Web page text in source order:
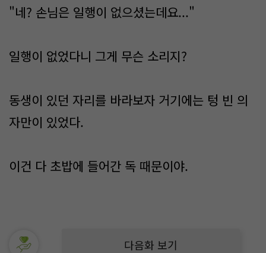
"네? 손님은 일행이 없으셨는데요..."
일행이 없었다니 그게 무슨 소리지?
동생이 있던 자리를 바라보자 거기에는 텅 빈 의
자만이 있었다.
이건 다 초밥에 들어간 독 때문이야.
다음화 보기